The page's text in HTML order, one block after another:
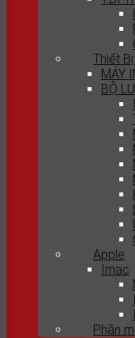
Thiết
MÁY
BỘ
Apple
Imac
Phần